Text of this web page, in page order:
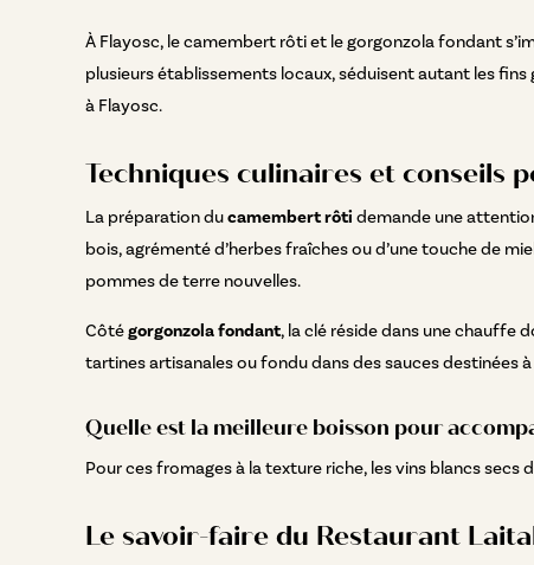
À Flayosc, le camembert rôti et le gorgonzola fondant
plusieurs établissements locaux, séduisent autant les
à Flayosc.
Techniques culinaires et conseils
La préparation ducamembert rôti demande une
bois, agrémenté d’herbes fraîches ou d’une touche de
pommes de terre nouvelles.
Côtégorgonzola fondant, la clé réside dans une chauffe
tartines artisanales ou fondu dans des sauces destinées
Quelle est la meilleure boisson pour
Pour ces fromages à la texture riche, les vins blancs
Le savoir-faire du Restaurant